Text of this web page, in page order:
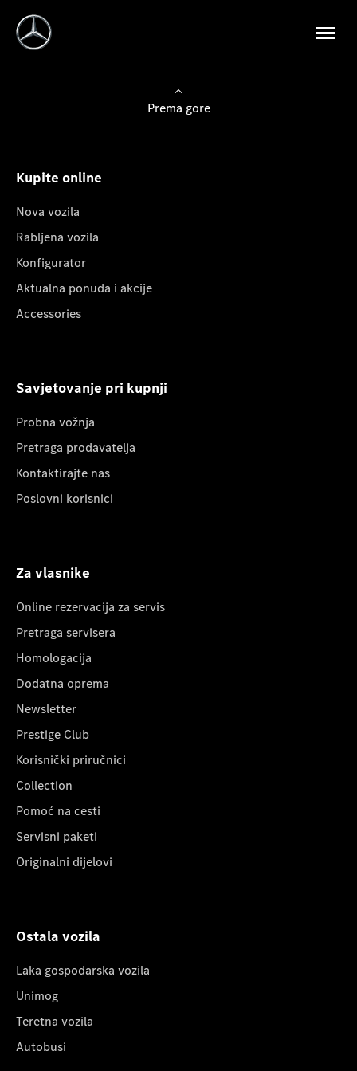
Prema gore
Kupite online
Nova vozila
Rabljena vozila
Konfigurator
Aktualna ponuda i akcije
Accessories
Savjetovanje pri kupnji
Probna vožnja
Pretraga prodavatelja
Kontaktirajte nas
Poslovni korisnici
Za vlasnike
Online rezervacija za servis
Pretraga servisera
Homologacija
Dodatna oprema
Newsletter
Prestige Club
Korisnički priručnici
Collection
Pomoć na cesti
Servisni paketi
Originalni dijelovi
Ostala vozila
Laka gospodarska vozila
Unimog
Teretna vozila
Autobusi